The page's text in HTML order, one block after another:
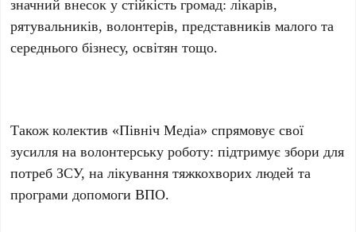
рятувальників, волонтерів, представників малого та
середнього бізнесу, освітян тощо.
Також колектив «Північ Медіа» спрямовує свої
зусилля на волонтерську роботу: підтримує збори для
потреб ЗСУ, на лікування тяжкохворих людей та
програми допомоги ВПО.